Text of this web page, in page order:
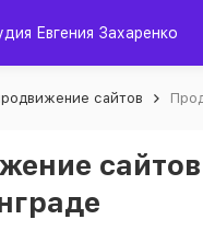
Евгения Захаренко
сайтов